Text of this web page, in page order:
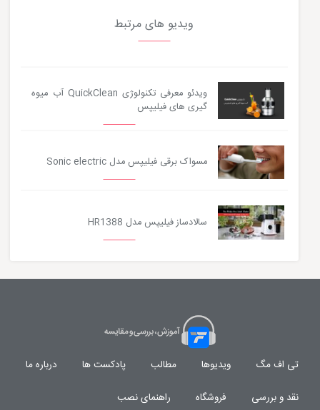
ویدیو های مرتبط
ویدئو معرفی تکنولوژی QuickClean آب میوه
گیری های فیلیپس
مسواک برقی فیلیپس مدل Sonic electric
سالادساز فیلیپس مدل HR1388
تی اف مگ ویدیوها مطالب پادکست ها درباره ما
نقد و بررسی فروشگاه راهنمای نصب